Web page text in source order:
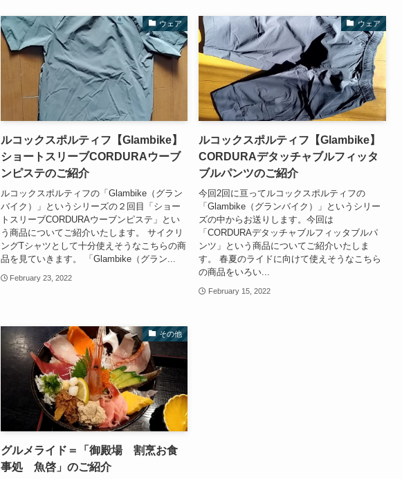
ウェア
ルコックスポルティフ【Glambike】
ショートスリーブCORDURAウーブ
ンピステのご紹介
ルコックスポルティフの「Glambike（グラン
バイク）」というシリーズの２回目「ショー
トスリーブCORDURAウーブンピステ」とい
う商品についてご紹介いたします。 サイクリ
ングTシャツとして十分使えそうなこちらの商
品を見ていきます。 「Glambike（グラン...
February 23, 2022
ウェア
ルコックスポルティフ【Glambike】
CORDURAデタッチャブルフィッタ
ブルパンツのご紹介
今回2回に亘ってルコックスポルティフの
「Glambike（グランバイク）」というシリー
ズの中からお送りします。今回は
「CORDURAデタッチャブルフィッタブルパ
ンツ」という商品についてご紹介いたしま
す。 春夏のライドに向けて使えそうなこちら
の商品をいろい...
February 15, 2022
その他
グルメライド＝「御殿場 割烹お食
事処 魚啓」のご紹介